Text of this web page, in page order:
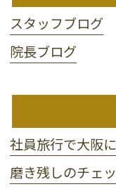
スタッフブログ
院長ブログ
社員旅行で大阪
磨き残しのチェ